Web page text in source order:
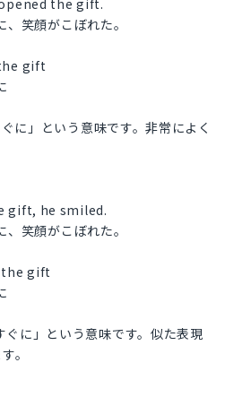
the gift.
笑顔がこぼれた。
gift
に」という意味です。非常によく
gift, he smiled.
笑顔がこぼれた。
the gift
に」という意味です。似た表現
。